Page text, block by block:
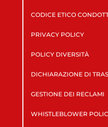
CODICE ETICO
PRIVACY POLICY
POLICY DIVERSITÀ
DICHIARAZIONE DI
GESTIONE DEI RECLAMI
WHISTLEBLOWER